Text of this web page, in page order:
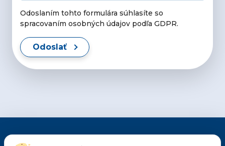
Odoslaním tohto formulára súhlasíte so
spracovaním osobných údajov podľa GDPR.
Odoslať
CMI pôsobí v Česku a na Slovensku od roku 1990.